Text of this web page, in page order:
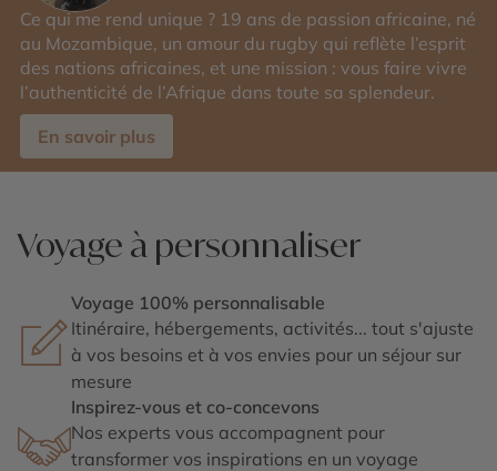
Ce qui me rend unique ? 19 ans de passion africaine, né
au Mozambique, un amour du rugby qui reflète l’esprit
des nations africaines, et une mission : vous faire vivre
l’authenticité de l’Afrique dans toute sa splendeur.
En savoir plus
Voyage à personnaliser
Voyage 100% personnalisable
Itinéraire, hébergements, activités... tout s'ajuste
à vos besoins et à vos envies pour un séjour sur
mesure
Inspirez-vous et co-concevons
Nos experts vous accompagnent pour
transformer vos inspirations en un voyage